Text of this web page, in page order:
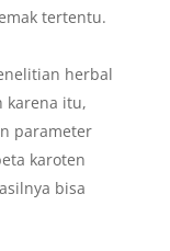
tertentu.
herbal
karena itu,
parameter
karoten
bisa